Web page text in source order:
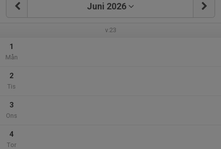
Juni 2026
v.23
1
Mån
2
Tis
3
Ons
4
Tor